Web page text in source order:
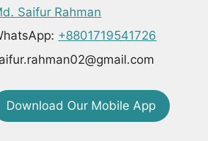
Saifur Rahman
+8801719541726
Download Our Mobile App